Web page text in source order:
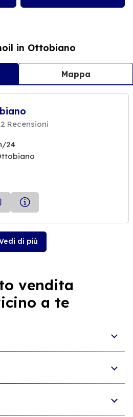
in Ottobiano
Mappa
Recensioni
24
di più
vendita
a te
di Ragusa
regionale di